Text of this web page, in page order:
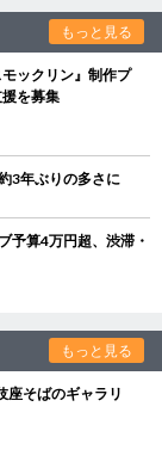
もっと見る
ックリン』制作プ
を募集
3年ぶりの多さに
予算4万円超、渋滞・
もっと見る
そばのギャラリ